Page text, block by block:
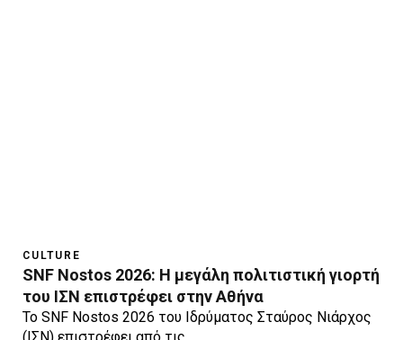
CULTURE
SNF Nostos 2026: Η μεγάλη πολιτιστική γιορτή
του ΙΣΝ επιστρέφει στην Αθήνα
Το SNF Nostos 2026 του Ιδρύματος Σταύρος Νιάρχος